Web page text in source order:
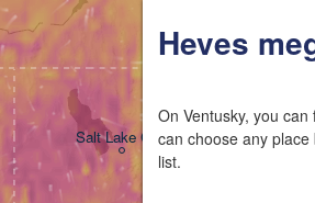
Heves
On Ventusky, you
can choose any
list.
Salt Lake City